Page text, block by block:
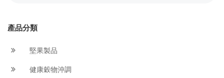
產品分類
堅果製品
健康穀物沖調